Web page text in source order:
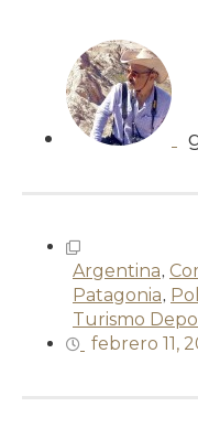
Argentina,
Patagonia,
Turismo
febrero 11,